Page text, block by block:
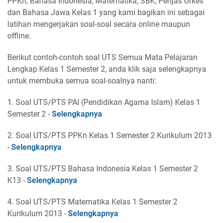
dan Bahasa Jawa Kelas 1 yang kami bagikan ini sebagai
latihan mengerjakan soal-soal secara online maupun
offline.
Berikut contoh-contoh soal UTS Semua Mata Pelajaran
Lengkap Kelas 1 Semester 2, anda klik saja selengkapnya
untuk membuka semua soal-soalnya nanti:
1. Soal UTS/PTS PAI (Pendidikan Agama Islam) Kelas 1
Semester 2 - Selengkapnya
2. Soal UTS/PTS PPKn Kelas 1 Semester 2 Kurikulum 2013
- Selengkapnya
3. Soal UTS/PTS Bahasa Indonesia Kelas 1 Semester 2
K13 - Selengkapnya
4. Soal UTS/PTS Matematika Kelas 1 Semester 2
Kurikulum 2013 - Selengkapnya